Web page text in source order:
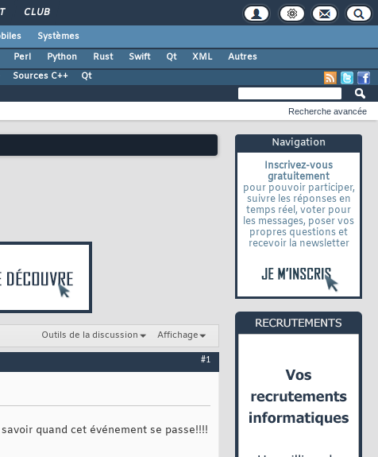
CLUB
Systèmes
Perl Python Rust Swift Qt XML
Autres
Sources C++ Qt
Navigation
Inscrivez-vous
gratuitement
pour pouvoir participer,
suivre les réponses en
temps réel, voter pour
les messages, poser vos
propres questions et
recevoir la newsletter
Recherche avancée
Outils de la discussion Affichage
#1
quand cet événement se passe!!!!